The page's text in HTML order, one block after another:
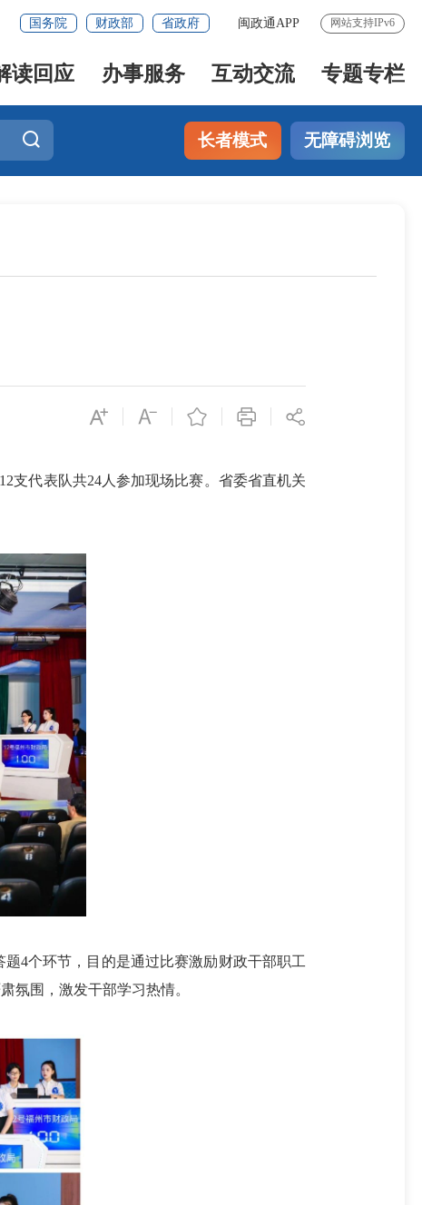
国务院 财政部 省政府 闽政通APP 网站支持IPv6
读回应 办事服务 互动交流 专题专栏
长者模式 无障碍浏览
代表队共24人参加现场比赛。省委省直机关
4个环节，目的是通过比赛激励财政干部职工
氛围，激发干部学习热情。